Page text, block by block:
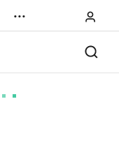
...